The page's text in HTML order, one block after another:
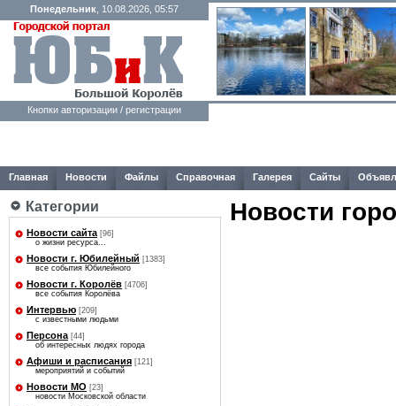
Понедельник , 10.08.2026, 05:57
Кнопки авторизации / регистрации
Главная Новости Файлы Справочная Галерея Сайты
Категории
Новости сайта [96]
о жизни ресурса...
Новости г. Юбилейный [1383]
все события Юбилейного
Новости г. Королёв [4706]
все события Королёва
Интервью [209]
с известными людьми
Персона [44]
об интересных людях города
Афиши и расписания [121]
мероприятий и событий
Новости МО [23]
новости Московской области
Новости